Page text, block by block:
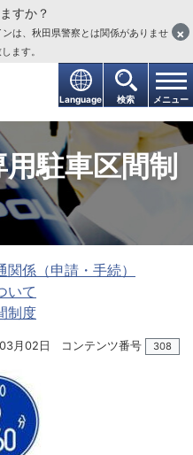
Language 検索 メニュー
すか？
は、秋田県警察とは関係がありませ
ます。
×
駐車区間制
関係（申請・手続）
いて
制度
月02日 コンテンツ番号 308